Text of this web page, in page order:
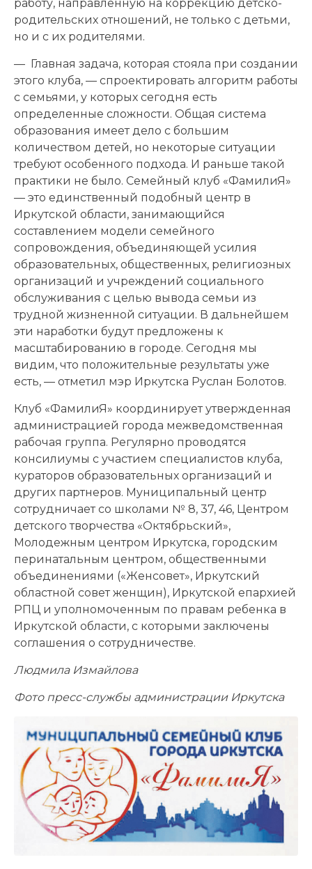
работу, направленную на коррекцию детско-
родительских отношений, не только с детьми,
но и с их родителями.
— Главная задача, которая стояла при создании
этого клуба, — спроектировать алгоритм работы
с семьями, у которых сегодня есть
определенные сложности. Общая система
образования имеет дело с большим
количеством детей, но некоторые ситуации
требуют особенного подхода. И раньше такой
практики не было. Семейный клуб «ФамилиЯ»
— это единственный подобный центр в
Иркутской области, занимающийся
составлением модели семейного
сопровождения, объединяющей усилия
образовательных, общественных, религиозных
организаций и учреждений социального
обслуживания с целью вывода семьи из
трудной жизненной ситуации. В дальнейшем
эти наработки будут предложены к
масштабированию в городе. Сегодня мы
видим, что положительные результаты уже
есть, — отметил мэр Иркутска Руслан Болотов.
Клуб «ФамилиЯ» координирует утвержденная
администрацией города межведомственная
рабочая группа. Регулярно проводятся
консилиумы с участием специалистов клуба,
кураторов образовательных организаций и
других партнеров. Муниципальный центр
сотрудничает со школами № 8, 37, 46, Центром
детского творчества «Октябрьский»,
Молодежным центром Иркутска, городским
перинатальным центром, общественными
объединениями («Женсовет», Иркутский
областной совет женщин), Иркутской епархией
РПЦ и уполномоченным по правам ребенка в
Иркутской области, с которыми заключены
соглашения о сотрудничестве.
Людмила Измайлова
Фото пресс-службы администрации Иркутска